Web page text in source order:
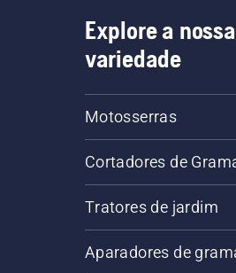
Explore a nossa
variedade
Motosserras
Cortadores de
Tratores de jardim
Aparadores de